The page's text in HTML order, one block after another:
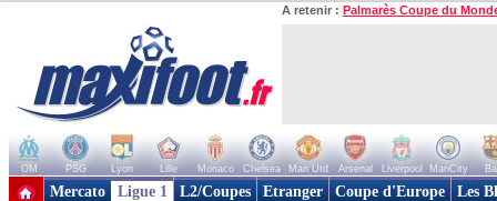
A retenir : Palmarès Coupe du
OM PSG Lyon Lille Monaco Chelsea Man Utd Arsenal Liverpool ManCity
+ de clubs
Mercato Ligue 1 L2/Coupes Etranger Coupe d'Europe Les